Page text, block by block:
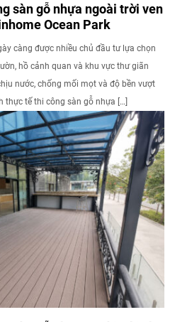
sàn gỗ nhựa ngoài trời ven
Ocean Park
càng được nhiều chủ đầu tư lựa chọn
hồ cảnh quan và khu vực thư giãn
nước, chống mối mọt và độ bền vượt
thực tế thi công sàn gỗ nhựa […]